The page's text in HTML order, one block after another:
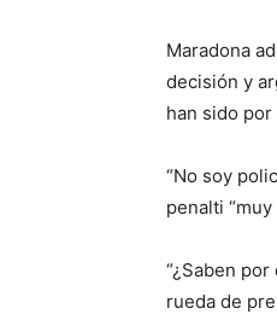
Maradona
decisión y
han sido
“No soy
penalti
“¿Saben
rueda de